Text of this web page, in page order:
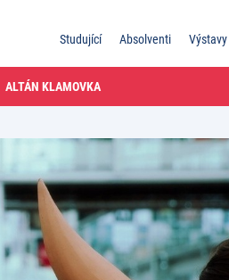
Studující Absolventi Výstavy
ALTÁN KLAMOVKA